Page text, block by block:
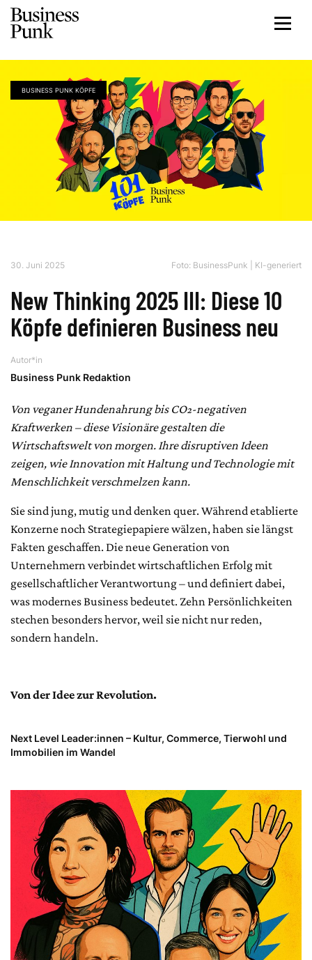
BUSINESS PUNK KÖPFE
30. Juni 2025 Foto: BusinessPunk | KI-generiert
New Thinking 2025 III: Diese 10
Köpfe definieren Business neu
Autor*in
Business Punk Redaktion
Von veganer Hundenahrung bis CO₂-negativen
Kraftwerken – diese Visionäre gestalten die
Wirtschaftswelt von morgen. Ihre disruptiven Ideen
zeigen, wie Innovation mit Haltung und Technologie mit
Menschlichkeit verschmelzen kann.
Sie sind jung, mutig und denken quer. Während etablierte
Konzerne noch Strategiepapiere wälzen, haben sie längst
Fakten geschaffen. Die neue Generation von
Unternehmern verbindet wirtschaftlichen Erfolg mit
gesellschaftlicher Verantwortung – und definiert dabei,
was modernes Business bedeutet. Zehn Persönlichkeiten
stechen besonders hervor, weil sie nicht nur reden,
sondern handeln.
Von der Idee zur Revolution.
Next Level Leader:innen – Kultur, Commerce, Tierwohl und
Immobilien im Wandel